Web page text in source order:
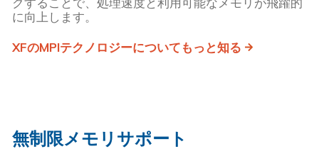
に向上します。
XFのMPIテクノロジーについてもっと知る
無制限メモリサポート